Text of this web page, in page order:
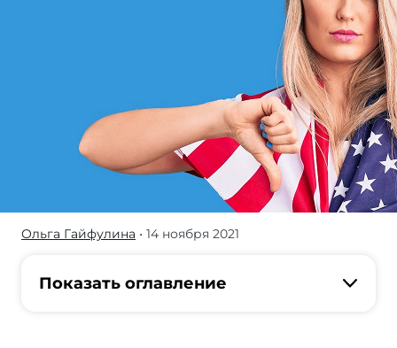
Внезапно
совершенно
Ольга Гайфулина • 14 ноября 2021
Показать оглавление